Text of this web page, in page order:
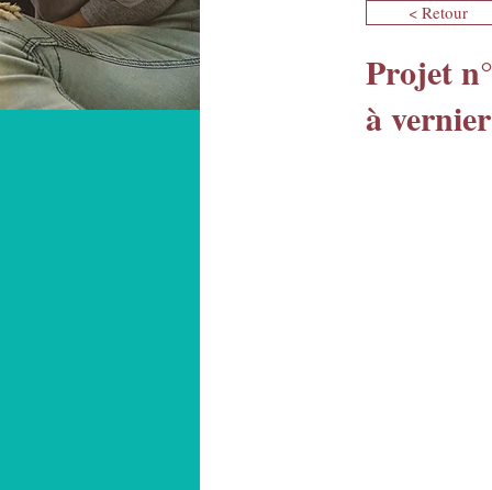
< Retour
Projet
à vernier